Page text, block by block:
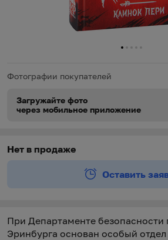
01 234
Фотографии покупателей
Загружайте фото
через мобильное приложение
Нет в продаже
Оставить
При Департаменте безопасности
Эринбурга основан особый